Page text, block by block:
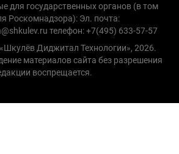
для государственных органов (в том
Роскомнадзора): Эл. почта:
телефон: +7(495) 633-57-57
Диджитал Технологии», 2026.
материалов сайта без разрешения
воспрещается.